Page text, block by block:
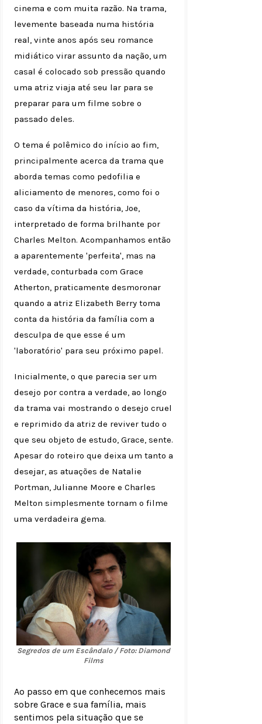
cinema e com muita razão. Na trama,
levemente baseada numa história
real, vinte anos após seu romance
midiático virar assunto da nação, um
casal é colocado sob pressão quando
uma atriz viaja até seu lar para se
preparar para um filme sobre o
passado deles.
O tema é polêmico do início ao fim,
principalmente acerca da trama que
aborda temas como pedofilia e
aliciamento de menores, como foi o
caso da vítima da história, Joe,
interpretado de forma brilhante por
Charles Melton. Acompanhamos então
a aparentemente 'perfeita', mas na
verdade, conturbada com Grace
Atherton, praticamente desmoronar
quando a atriz Elizabeth Berry toma
conta da história da família com a
desculpa de que esse é um
'laboratório' para seu próximo papel.
Inicialmente, o que parecia ser um
desejo por contra a verdade, ao longo
da trama vai mostrando o desejo cruel
e reprimido da atriz de reviver tudo o
que seu objeto de estudo, Grace, sente.
Apesar do roteiro que deixa um tanto a
desejar, as atuações de Natalie
Portman, Julianne Moore e Charles
Melton simplesmente tornam o filme
uma verdadeira gema.
Segredos de um Escândalo / Foto: Diamond
Films
Ao passo em que conhecemos mais
sobre Grace e sua família, mais
sentimos pela situação que se